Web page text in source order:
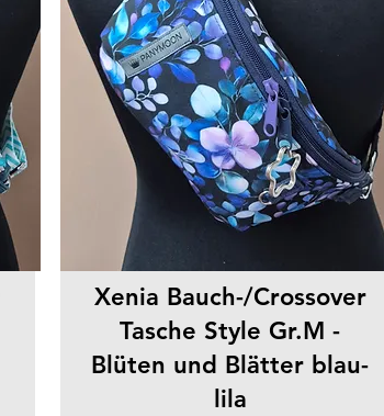
Xenia Bauch-/Crossover
Tasche Style Gr.M -
Blüten und Blätter blau-
lila